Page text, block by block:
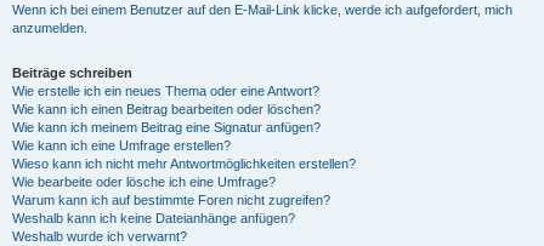
Wenn ich bei einem Benutzer auf den E-Mail-Link klicke, werde ich aufgefordert, mich
anzumelden.
Beiträge schreiben
Wie erstelle ich ein neues Thema oder eine Antwort?
Wie kann ich einen Beitrag bearbeiten oder löschen?
Wie kann ich meinem Beitrag eine Signatur anfügen?
Wie kann ich eine Umfrage erstellen?
Wieso kann ich nicht mehr Antwortmöglichkeiten erstellen?
Wie bearbeite oder lösche ich eine Umfrage?
Warum kann ich auf bestimmte Foren nicht zugreifen?
Weshalb kann ich keine Dateianhänge anfügen?
Weshalb wurde ich verwarnt?